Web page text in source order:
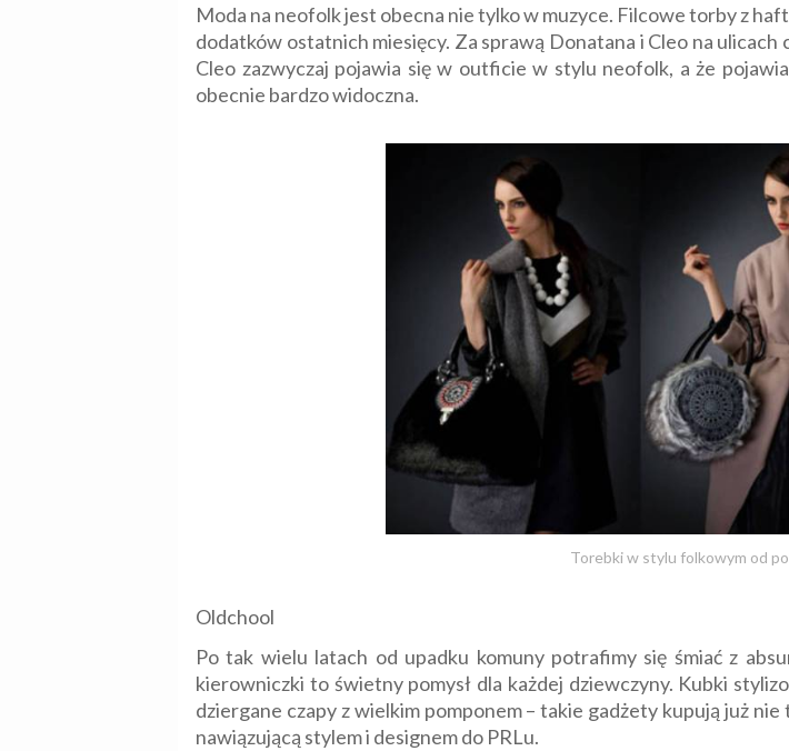
Moda na neofolk jest obecna nie tylko w muzyce. Filcowe torby z
dodatków ostatnich miesięcy. Za sprawą Donatana i Cleo na
Cleo zazwyczaj pojawia się w outficie w stylu neofolk, a że
obecnie bardzo widoczna.
Torebki w stylu folkowym od
Oldchool
Po tak wielu latach od upadku komuny potrafimy się śmiać z
kierowniczki to świetny pomysł dla każdej dziewczyny. Kubki
dziergane czapy z wielkim pomponem – takie gadżety kupują już
nawiązującą stylem i designem do PRLu.